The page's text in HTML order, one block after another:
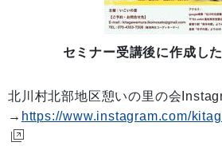
セミナー受講後に作成
北川村北部地区憩いの里の会
→ https://www.instagram.com/